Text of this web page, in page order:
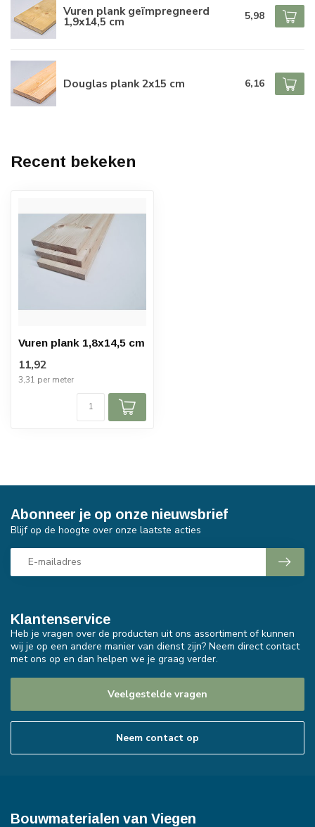
Vuren plank geïmpregneerd
1,9x14,5 cm 5,98
Douglas plank 2x15 cm 6,16
Recent bekeken
Vuren plank 1,8x14,5 cm
11,92
3,31 per meter
Klantenservice
Heb je vragen over de producten uit ons assortiment of kunnen
wij je op een andere manier van dienst zijn? Neem direct contact
met ons op en dan helpen we je graag verder.
Veelgestelde vragen
Neem contact op
Abonneer je op onze nieuwsbrief
Blijf op de hoogte over onze laatste acties
Bouwmaterialen van Viegen